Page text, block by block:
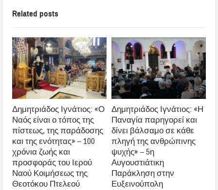
Related posts
Δημητριάδος Ιγνάτιος: «Ο
Ναός είναι ο τόπος της
πίστεως, της παράδοσης
και της ενότητας» – 100
χρόνια ζωής και
προσφοράς του Ιερού
Ναού Κοιμήσεως της
Θεοτόκου Πτελεού
Δημητριάδος Ιγνάτιος: «Η
Παναγία παρηγορεί και
δίνει βάλσαμο σε κάθε
πληγή της ανθρώπινης
ψυχής» – 5η
Αυγουστιάτικη
Παράκληση στην
Ευξεινούπολη